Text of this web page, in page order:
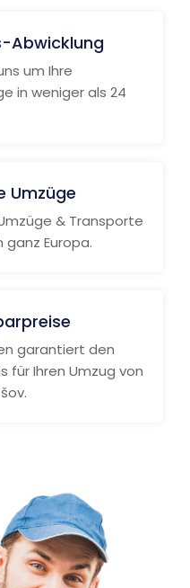
Abwicklung
um Ihre
in weniger als 24
Umzüge
& Transporte
ganz Europa.
garantiert den
für Ihren Umzug von